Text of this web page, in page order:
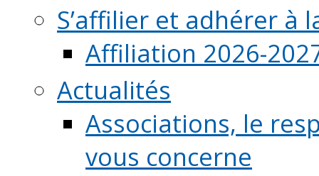
S’affilier et adhérer à
Affiliation 2026-
Actualités
Associations, le
vous concerne